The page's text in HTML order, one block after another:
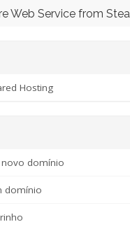
Web Service from
Hosting
domínio
domínio